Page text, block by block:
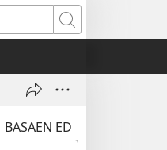
Anapen
BASAEN ED